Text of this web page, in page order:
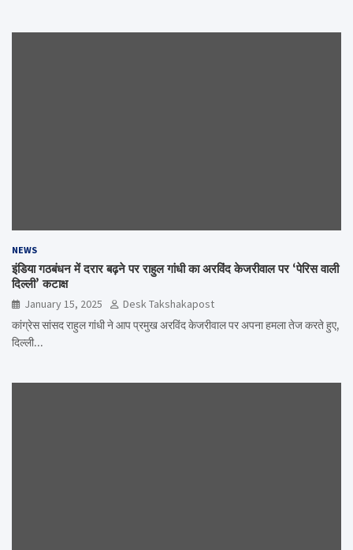
NEWS
इंडिया गठबंधन में दरार बढ़ने पर राहुल गांधी का अरविंद केजरीवाल पर ‘पेरिस वाली
दिल्ली’ कटाक्ष
January 15, 2025
Desk Takshakapost
कांग्रेस सांसद राहुल गांधी ने आप प्रमुख अरविंद केजरीवाल पर अपना हमला तेज करते हुए,
दिल्ली…